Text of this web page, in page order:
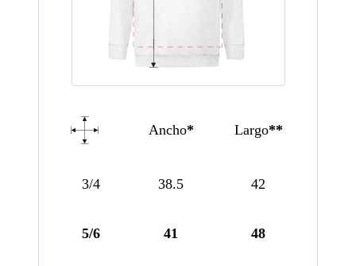
Ancho* Largo**
3/4 38.5 42
5/6 41 48